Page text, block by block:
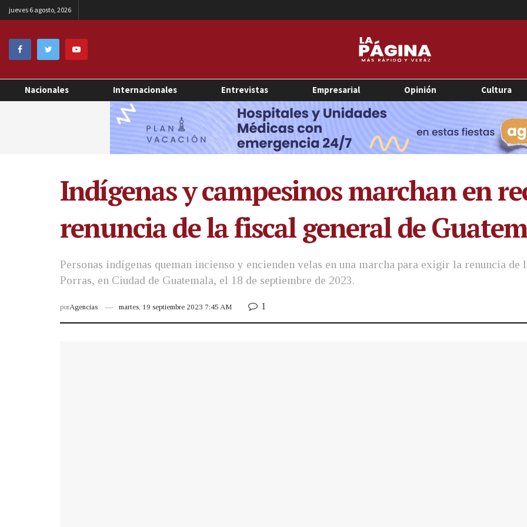
jueves 6 agosto, 2026
Nacionales Internacionales Entrevistas Empresarial Opinión Cultura
Indígenas y campesinos marchan en
renuncia de la fiscal general de
Personas indígenas queman incienso y encienden velas en una marcha para exigir la renuncia
Porras, en Ciudad de Guatemala, el 18 de septiembre de 2023.
porAgencias martes, 19 septiembre 2023 7:45 AM 1